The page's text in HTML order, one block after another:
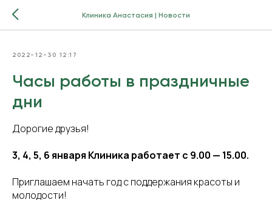
Клиника Анастасия | Новости
2022-12-30 12:17
Часы работы в праздничные
дни
Дорогие друзья!
3, 4, 5, 6 января Клиника работает с 9.00 — 15.00.
Приглашаем начать год с поддержания красоты и
молодости!